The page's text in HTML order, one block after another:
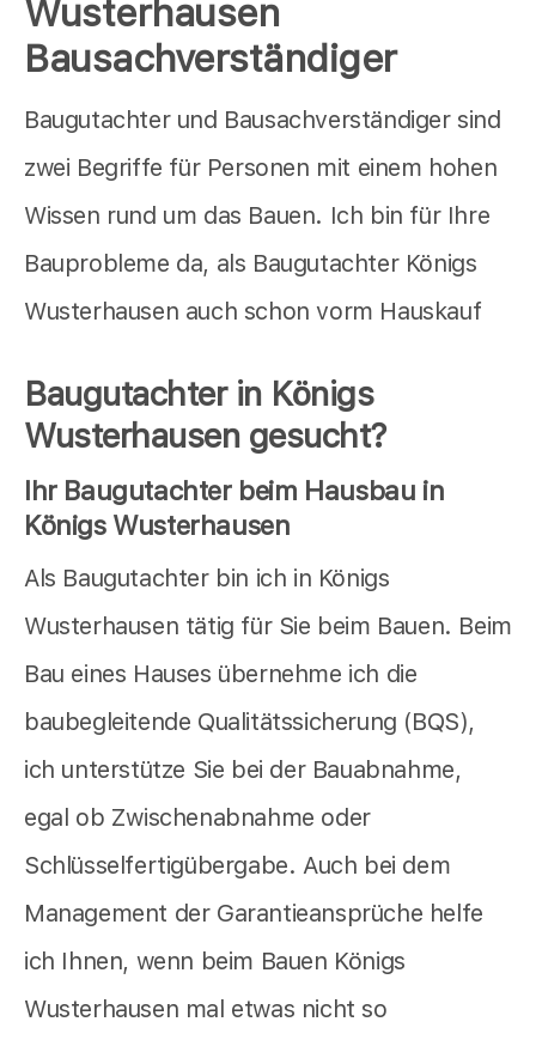
Wusterhausen
Bausachverständiger
Baugutachter und Bausachverständiger sind
zwei Begriffe für Personen mit einem hohen
Wissen rund um das Bauen. Ich bin für Ihre
Bauprobleme da, als Baugutachter Königs
Wusterhausen auch schon vorm Hauskauf
Baugutachter in Königs
Wusterhausen gesucht?
Ihr Baugutachter beim Hausbau in
Königs Wusterhausen
Als Baugutachter bin ich in Königs
Wusterhausen tätig für Sie beim Bauen. Beim
Bau eines Hauses übernehme ich die
baubegleitende Qualitätssicherung (BQS),
ich unterstütze Sie bei der Bauabnahme,
egal ob Zwischenabnahme oder
Schlüsselfertigübergabe. Auch bei dem
Management der Garantieansprüche helfe
ich Ihnen, wenn beim Bauen Königs
Wusterhausen mal etwas nicht so